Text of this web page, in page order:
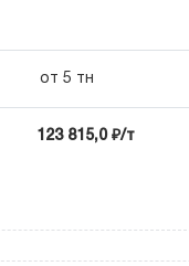
от 5 тн
123 815,0 ₽/т